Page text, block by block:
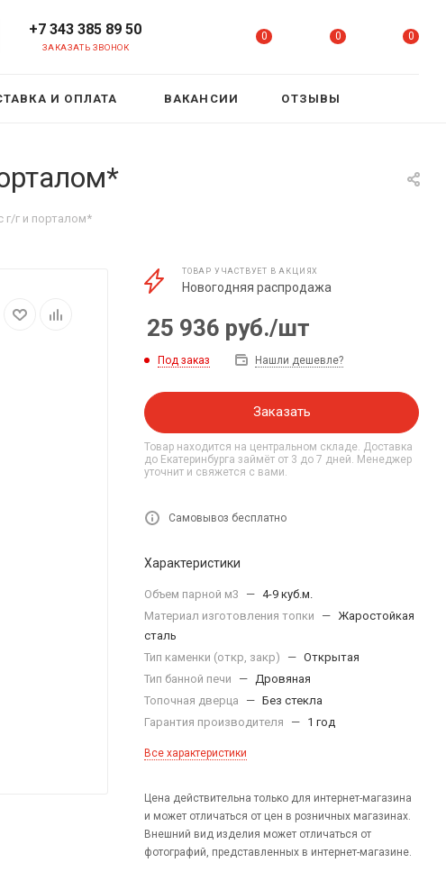
+7 343 385 89 50
ЗАКАЗАТЬ ЗВОНОК
0 0 0
И ОПЛАТА ВАКАНСИИ ОТЗЫВЫ
г/г и порталом*
ТОВАР УЧАСТВУЕТ В АКЦИЯХ
Новогодняя распродажа
25 936 руб./шт
Под заказ Нашли дешевле?
Заказать
Товар находится на центральном складе. Доставка
до Екатеринбурга займёт от 3 до 7 дней. Менеджер
уточнит и свяжется с вами.
Самовывоз бесплатно
Характеристики
Объем парной м3 — 4-9 куб.м.
Материал изготовления топки
— Жаростойкая
сталь
Тип каменки (откр, закр)
— Открытая
Тип банной печи
— Дровяная
Топочная дверца
— Без стекла
Гарантия производителя
— 1 год
Все характеристики
Цена действительна только для интернет-магазина
и может отличаться от цен в розничных магазинах.
Внешний вид изделия может отличаться от
фотографий, представленных в интернет-магазине.